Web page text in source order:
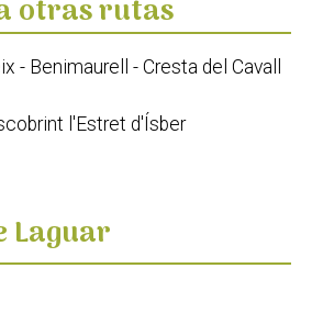
otras rutas
- Benimaurell - Cresta del Cavall
l'Estret d'Ísber
Laguar